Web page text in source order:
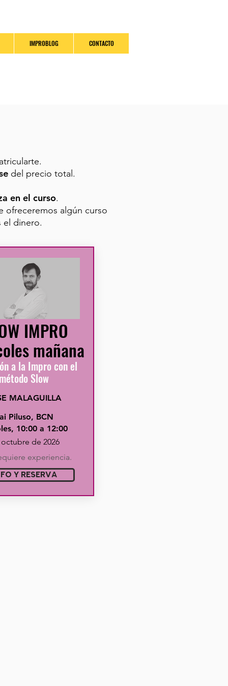
IMPROBLOG CONTACTO
del precio total.
en el curso.
ofreceremos algún curso
el dinero.
IMPRO
mañana
a la Impro con el
Slow
MALAGUILLA
Piluso, BCN
10:00 a 12:00
de 2026
experiencia.
Y RESERVA